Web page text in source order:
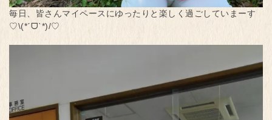
毎日、皆さんマイペースにゆったりと楽しく過ごしていまーす
♡\(*ˊᗜˋ*)/♡